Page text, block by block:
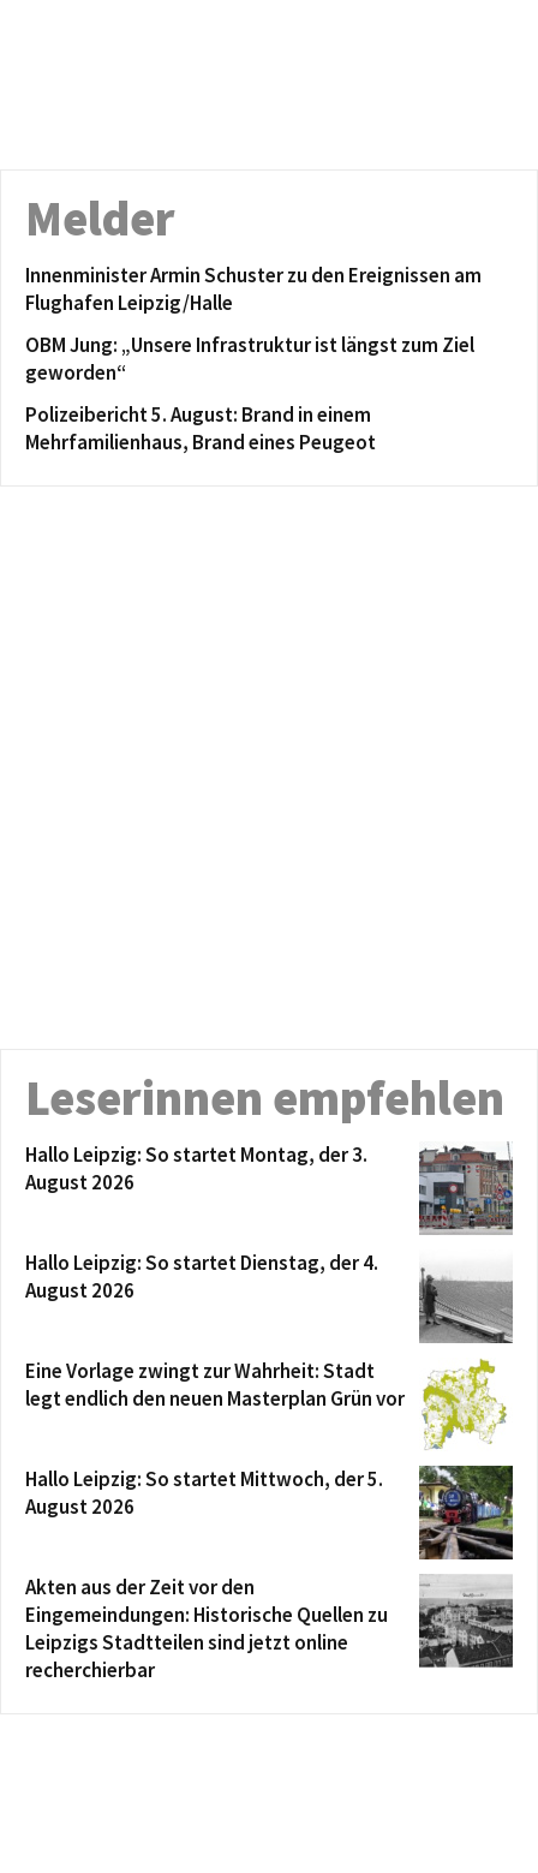
Melder
Innenminister Armin Schuster zu den Ereignissen am
Flughafen Leipzig/Halle
OBM Jung: „Unsere Infrastruktur ist längst zum Ziel
geworden“
Polizeibericht 5. August: Brand in einem
Mehrfamilienhaus, Brand eines Peugeot
Leserinnen empfehlen
Hallo Leipzig: So startet Montag, der 3.
August 2026
Hallo Leipzig: So startet Dienstag, der 4.
August 2026
Eine Vorlage zwingt zur Wahrheit: Stadt
legt endlich den neuen Masterplan Grün vor
Hallo Leipzig: So startet Mittwoch, der 5.
August 2026
Akten aus der Zeit vor den
Eingemeindungen: Historische Quellen zu
Leipzigs Stadtteilen sind jetzt online
recherchierbar